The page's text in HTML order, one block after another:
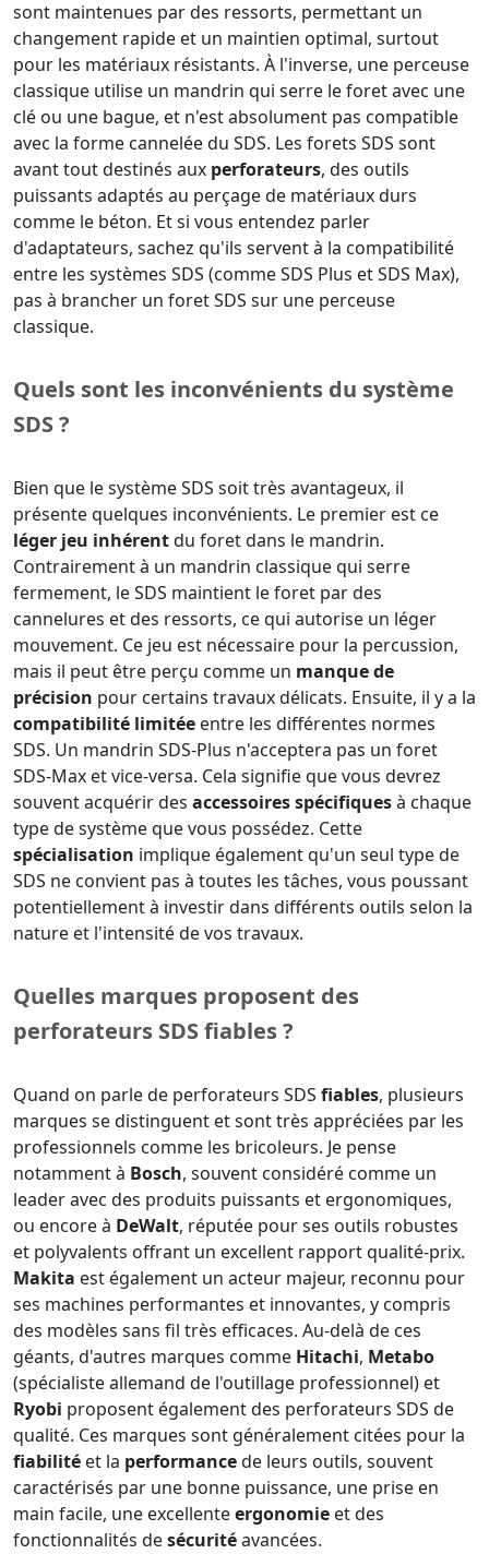
sont maintenues par des ressorts, permettant un
changement rapide et un maintien optimal, surtout
pour les matériaux résistants. À l'inverse, une perceuse
classique utilise un mandrin qui serre le foret avec une
clé ou une bague, et n'est absolument pas compatible
avec la forme cannelée du SDS. Les forets SDS sont
avant tout destinés aux perforateurs, des outils
puissants adaptés au perçage de matériaux durs
comme le béton. Et si vous entendez parler
d'adaptateurs, sachez qu'ils servent à la compatibilité
entre les systèmes SDS (comme SDS Plus et SDS Max),
pas à brancher un foret SDS sur une perceuse
classique.
Quels sont les inconvénients du système
SDS ?
Bien que le système SDS soit très avantageux, il
présente quelques inconvénients. Le premier est ce
léger jeu inhérentdu foret dans le mandrin.
Contrairement à un mandrin classique qui serre
fermement, le SDS maintient le foret par des
cannelures et des ressorts, ce qui autorise un léger
mouvement. Ce jeu est nécessaire pour la percussion,
mais il peut être perçu comme un manque de
précision pour certains travaux délicats. Ensuite, il y a la
compatibilité limitée entre les différentes normes
SDS. Un mandrin SDS-Plus n'acceptera pas un foret
SDS-Max et vice-versa. Cela signifie que vous devrez
souvent acquérir des accessoires spécifiquesà chaque
type de système que vous possédez. Cette
spécialisation implique également qu'un seul type de
SDS ne convient pas à toutes les tâches, vous poussant
potentiellement à investir dans différents outils selon la
nature et l'intensité de vos travaux.
Quelles marques proposent des
perforateurs SDS fiables ?
Quand on parle de perforateurs SDS fiables, plusieurs
marques se distinguent et sont très appréciées par les
professionnels comme les bricoleurs. Je pense
notamment à Bosch, souvent considéré comme un
leader avec des produits puissants et ergonomiques,
ou encore à DeWalt, réputée pour ses outils robustes
et polyvalents offrant un excellent rapport qualité-prix.
Makita est également un acteur majeur, reconnu pour
ses machines performantes et innovantes, y compris
des modèles sans fil très efficaces. Au-delà de ces
géants, d'autres marques comme Hitachi, Metabo
(spécialiste allemand de l'outillage professionnel) et
Ryobi proposent également des perforateurs SDS de
qualité. Ces marques sont généralement citées pour la
fiabilité et la performancede leurs outils, souvent
caractérisés par une bonne puissance, une prise en
main facile, une excellenteergonomie et des
fonctionnalités desécuritéavancées.